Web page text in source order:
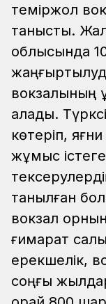
теміржол
танысты.
облысында
вокзалының
алады.
көтеріп,
жұмыс
танылған
вокзал
ғимарат
ерекшелік,
соңғы